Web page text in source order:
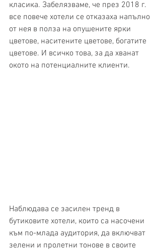
класика. Забелязваме, че през 2018 г.
все повече хотели се отказаха напълно
от нея в полза на опушените ярки
цветове, наситените цветове, богатите
цветове. И всичко това, за да хванат
окото на потенциалните клиенти.
Наблюдава се засилен тренд в
бутиковите хотели, които са насочени
към по-млада аудитория, да включват
зелени и пролетни тонове в своите